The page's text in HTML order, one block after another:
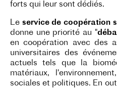
forts qui leur sont dédiés.
Le service de coopération
donne une priorité au "
en coopération avec des
universitaires des
actuels tels que la
matériaux,
sociales et politiques. En